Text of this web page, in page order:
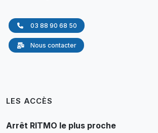
03 88 90 68 50
Nous contacter
LES ACCÈS
Arrêt RITMO le plus proche